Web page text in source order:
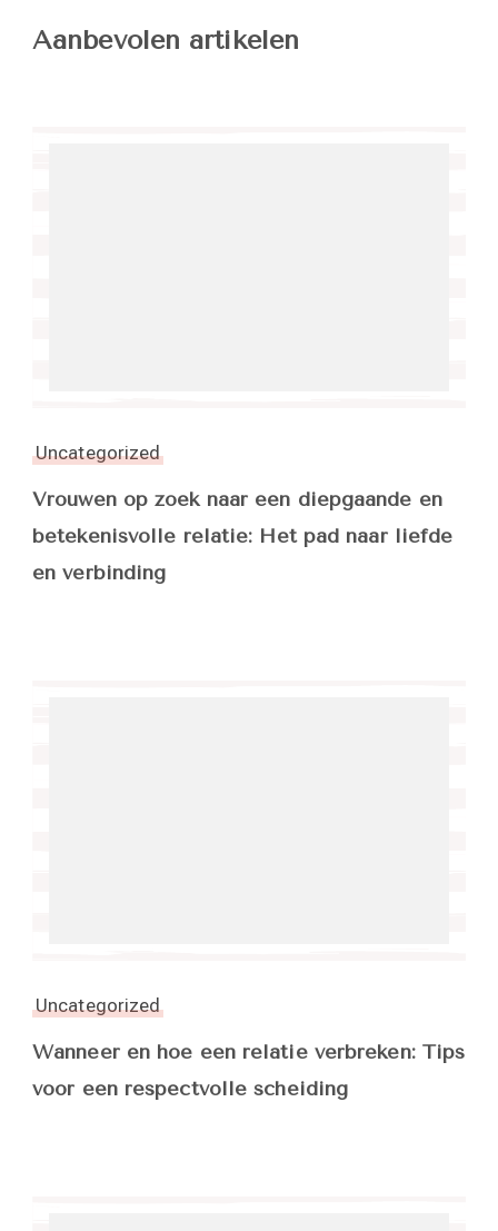
Aanbevolen artikelen
Uncategorized
Vrouwen op zoek naar een diepgaande en
betekenisvolle relatie: Het pad naar liefde
en verbinding
Uncategorized
Wanneer en hoe een relatie verbreken: Tips
voor een respectvolle scheiding